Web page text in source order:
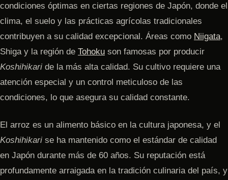
condiciones óptimas en ciertas regiones de Japón, donde el
clima, el suelo y las prácticas agrícolas tradicionales
contribuyen a su calidad excepcional. Áreas como Niigata,
Shiga y la región de Tohoku son famosas por producir
Koshihikari de la más alta calidad. Su cultivo requiere una
atención especial y un control meticuloso de las
condiciones, lo que asegura su calidad constante.
El arroz es un alimento básico en la cultura japonesa, y el
Koshihikari se ha mantenido como el estándar de calidad
en Japón durante más de 60 años. Su reputación está
profundamente arraigada en la tradición culinaria del país, y